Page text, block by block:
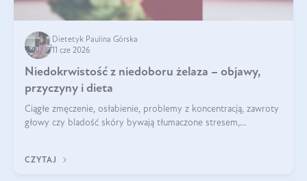
Dietetyk Paulina Górska
11 cze 2026
Niedokrwistość z niedoboru żelaza – objawy,
przyczyny i dieta
Ciągłe zmęczenie, osłabienie, problemy z koncentracją, zawroty
głowy czy bladość skóry bywają tłumaczone stresem,
CZYTAJ